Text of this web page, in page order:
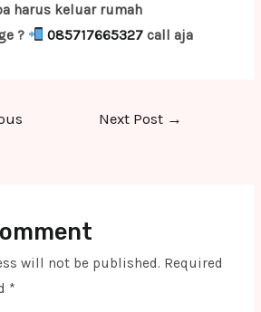
harus keluar rumah
?
085717665327 call aja
Next Post →
will not be published. Required
*